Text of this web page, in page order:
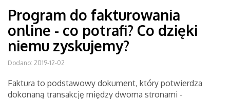
Program do fakturowania
online - co potrafi? Co dzięki
niemu zyskujemy?
Dodano: 2019-12-02
Faktura to podstawowy dokument, który potwierdza
dokonaną transakcję między dwoma stronami -